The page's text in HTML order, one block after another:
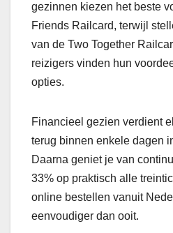
gezinnen kiezen het beste
Friends Railcard, terwijl
van de Two Together
reizigers vinden hun
opties.
Financieel gezien verdient
terug binnen enkele dagen
Daarna geniet je van
33% op praktisch alle
online bestellen vanuit
eenvoudiger dan ooit.